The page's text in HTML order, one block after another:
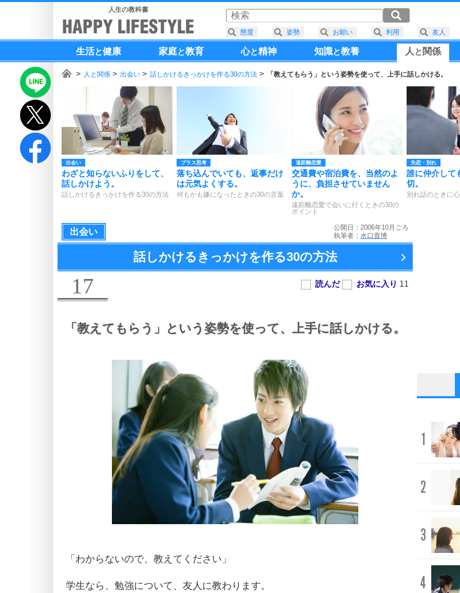
人生の教科書
生活と健康 家庭と教育 心と精神 知識と教養 人と 関係
人と関係 出会い 話しかけるきっかけを作る30の方法 「教えてもらう」という姿勢を使って、上手に話しかける。
出会い
わざと知らないふりをして、
話しかけよう。
話しかけるきっかけを作る30の方法
プラス思考
落ち込んでいても、返事だけ
は元気よくする。
何もかも嫌になったときの30の言葉
遠距離恋愛
交通費や宿泊費を、当然のよ
うに、負担させていません
か。
遠距離恋愛で会いに行くときの30の
ポイント
失恋・別れ
誰に仲介して
切。
別れ話のときに
出会い
公開日：2006年10月ごろ
執筆者： 水口貴博
話しかけるきっかけを作る30の方法
17
「教えてもらう」という姿勢を使って、 上手に話しかける。
「わからないので、教えてください」
学生なら、勉強について、友人に教わります。
1
2
3
4
態度 姿勢 お願い 利用 友人